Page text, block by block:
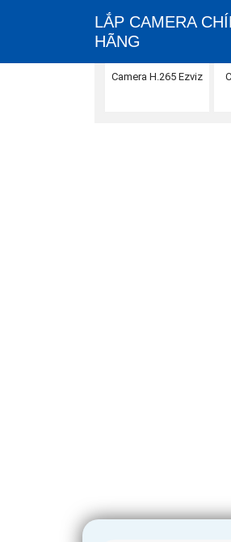
LẮP CAMERA
HÃNG
Camera H.265 Ezviz